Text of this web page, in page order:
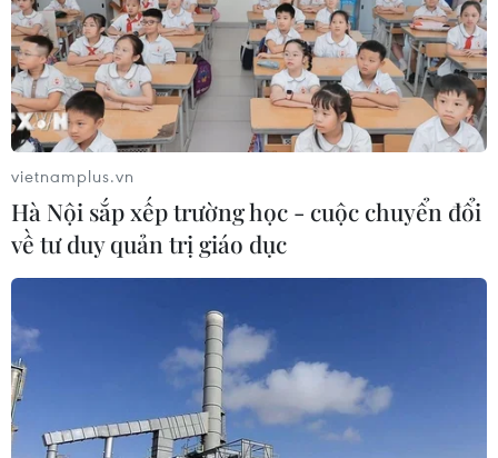
vietnamplus.vn
Hà Nội sắp xếp trường học - cuộc chuyển đổi
về tư duy quản trị giáo dục